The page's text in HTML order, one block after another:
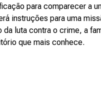
para comparecer a
instruções para uma
da luta contra o crime, a
que mais conhece.